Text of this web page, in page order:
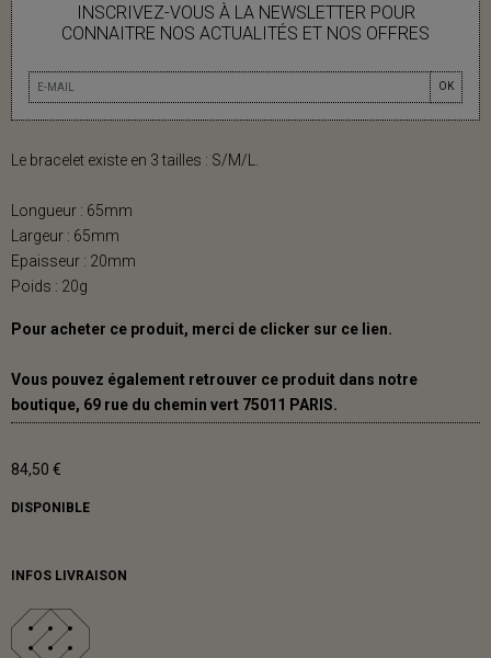
INSCRIVEZ-VOUS À LA NEWSLETTER POUR
CONNAITRE NOS ACTUALITÉS ET NOS OFFRES
OK
BRACELET 20 TOTEM EN CORNE NOIRE
ET LAQUE BLEU TAILLE S
Bracelet 20 Totem en corne noire et laque Bleu.
Le bracelet existe en 3 tailles : S/M/L.
Longueur : 65mm
Largeur : 65mm
Epaisseur : 20mm
Poids : 20g
Pour acheter ce produit, merci de clicker sur ce lien.
Vous pouvez également retrouver ce produit dans notre
boutique, 69 rue du chemin vert 75011 PARIS.
84,50 €
DISPONIBLE
INFOS LIVRAISON